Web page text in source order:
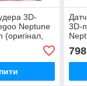
3D-
Neptune
3D-
798